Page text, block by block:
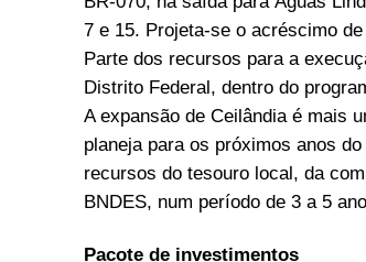
7 e 15. Projeta-se o acréscimo
Parte dos recursos para a
Distrito Federal, dentro do
A expansão de Ceilândia é mais
planeja para os próximos anos
recursos do tesouro local, da
BNDES, num período de 3 a 5
Pacote de investimentos